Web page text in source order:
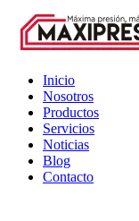
Inicio
Nosotros
Productos
Servicios
Noticias
Blog
Contacto